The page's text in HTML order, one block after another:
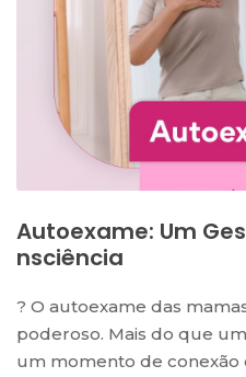
Autoexame: Um
Nsciência
? O autoexame das
poderoso. Mais do que
um momento de conexão